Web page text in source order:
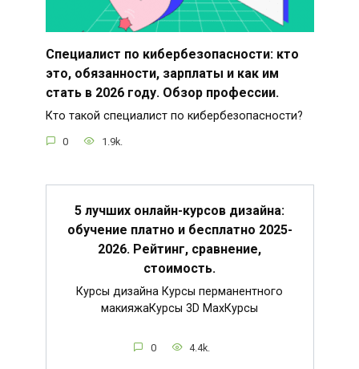
Специалист по кибербезопасности: кто
это, обязанности, зарплаты и как им
стать в 2026 году. Обзор профессии.
Кто такой специалист по кибербезопасности?
0 1.9k.
5 лучших онлайн-курсов дизайна:
обучение платно и бесплатно 2025-
2026. Рейтинг, сравнение,
стоимость.
Курсы дизайна Курсы перманентного
макияжаКурсы 3D MaxКурсы
0 4.4k.